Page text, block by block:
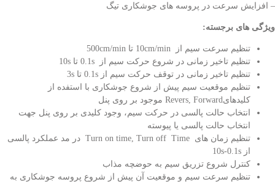
– افزایش سرعت در پروسه های جوشکاری تیگ
ویژگی های برجسته:
تنظیم سرعت سیم از 10cm/min تا 500cm/min
تنظیم تاخیر زمانی در شروع حرکت سیم از 0.1s تا 10s
تنظیم تاخیر زمانی در توقف حرکت سیم از 0.1s تا 3s
تنظیم موقعیت سیم پیش از شروع جوشکاری با استفده از
کلیدهایRevers, Forward موجود بر روی پنل
انتخاب حالت پالسی در حرکت سیم، وجود کلیدی بر روی پنل جهت
انتخاب حالت پالسی یا پیوسته
تنظیم زمان های Turn on time, Turn off Time در مد عملکرد پالسی
از 10s-0.1s
کنترل شروع تزریق سیم به حوضچه مذاب
تنظیم سرعت سیم و موقعیت آن پیش از شروع پروسه جوشکاری به